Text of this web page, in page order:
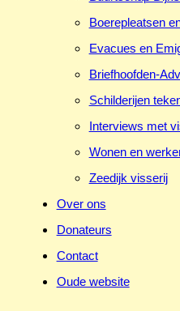
Boerepleatsen
Evacues en
Briefhoofden-
Schilderijen
Interviews met
Wonen en
Zeedijk visserij
Over ons
Donateurs
Contact
Oude website